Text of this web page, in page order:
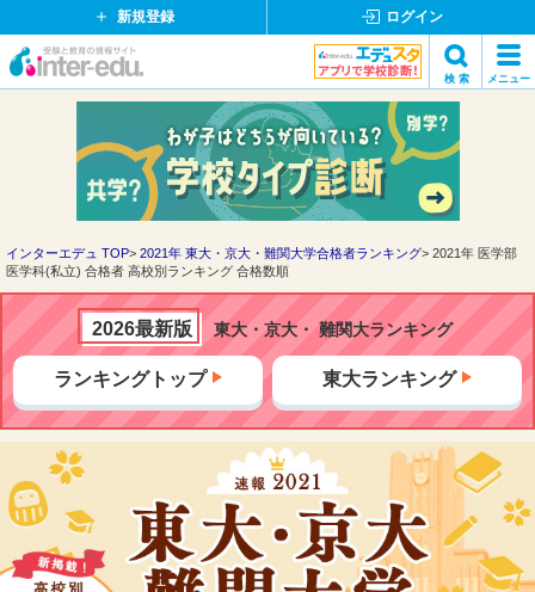
新規登録 ログイン
イ
ド
ッ
ト
検 索 メニュー
検索
インターエデュ TOP 2021年 東大・京大・難関大学合格者ランキング
2021年 医学部
医学科(私立) 合格者 高校別ランキング 合格数順
2026最新版 東大・京大・ 難関大ランキング
ランキングトップ 東大ランキング